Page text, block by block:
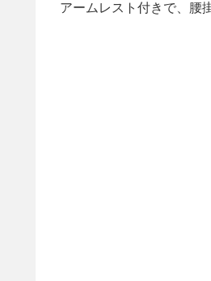
アームレスト付きで、腰